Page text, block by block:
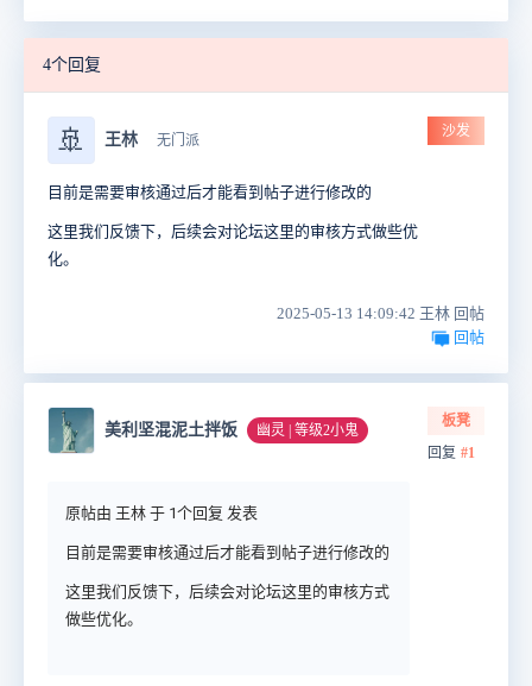
4个回复
🚢 王林 无门派
沙发
目前是需要审核通过后才能看到帖子进行修改的
这里我们反馈下，后续会对论坛这里的审核方式做些优
化。
2025-05-13 14:09:42 王林 回帖
回帖
美利坚混泥土拌饭 幽灵 | 等级2小鬼
板凳
回复 #1
原帖由 王林 于 1个回复 发表
目前是需要审核通过后才能看到帖子进行修改的
这里我们反馈下，后续会对论坛这里的审核方式
做些优化。